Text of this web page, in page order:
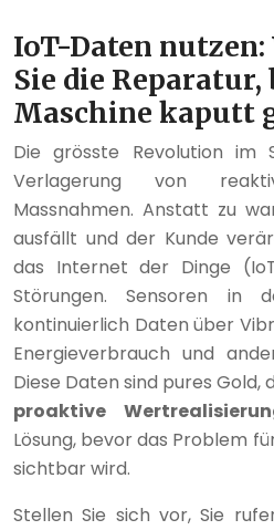
IoT-Daten
Sie die Reparatur,
Maschine kaputt
Die grösste Revolution im
Verlagerung von
Massnahmen. Anstatt zu
ausfällt und der Kunde
das Internet der Dinge
Störungen. Sensoren in
kontinuierlich Daten über
Energieverbrauch und
Diese Daten sind pures Gold,
proaktive
Lösung, bevor das Problem
sichtbar wird.
Stellen Sie sich vor, Sie